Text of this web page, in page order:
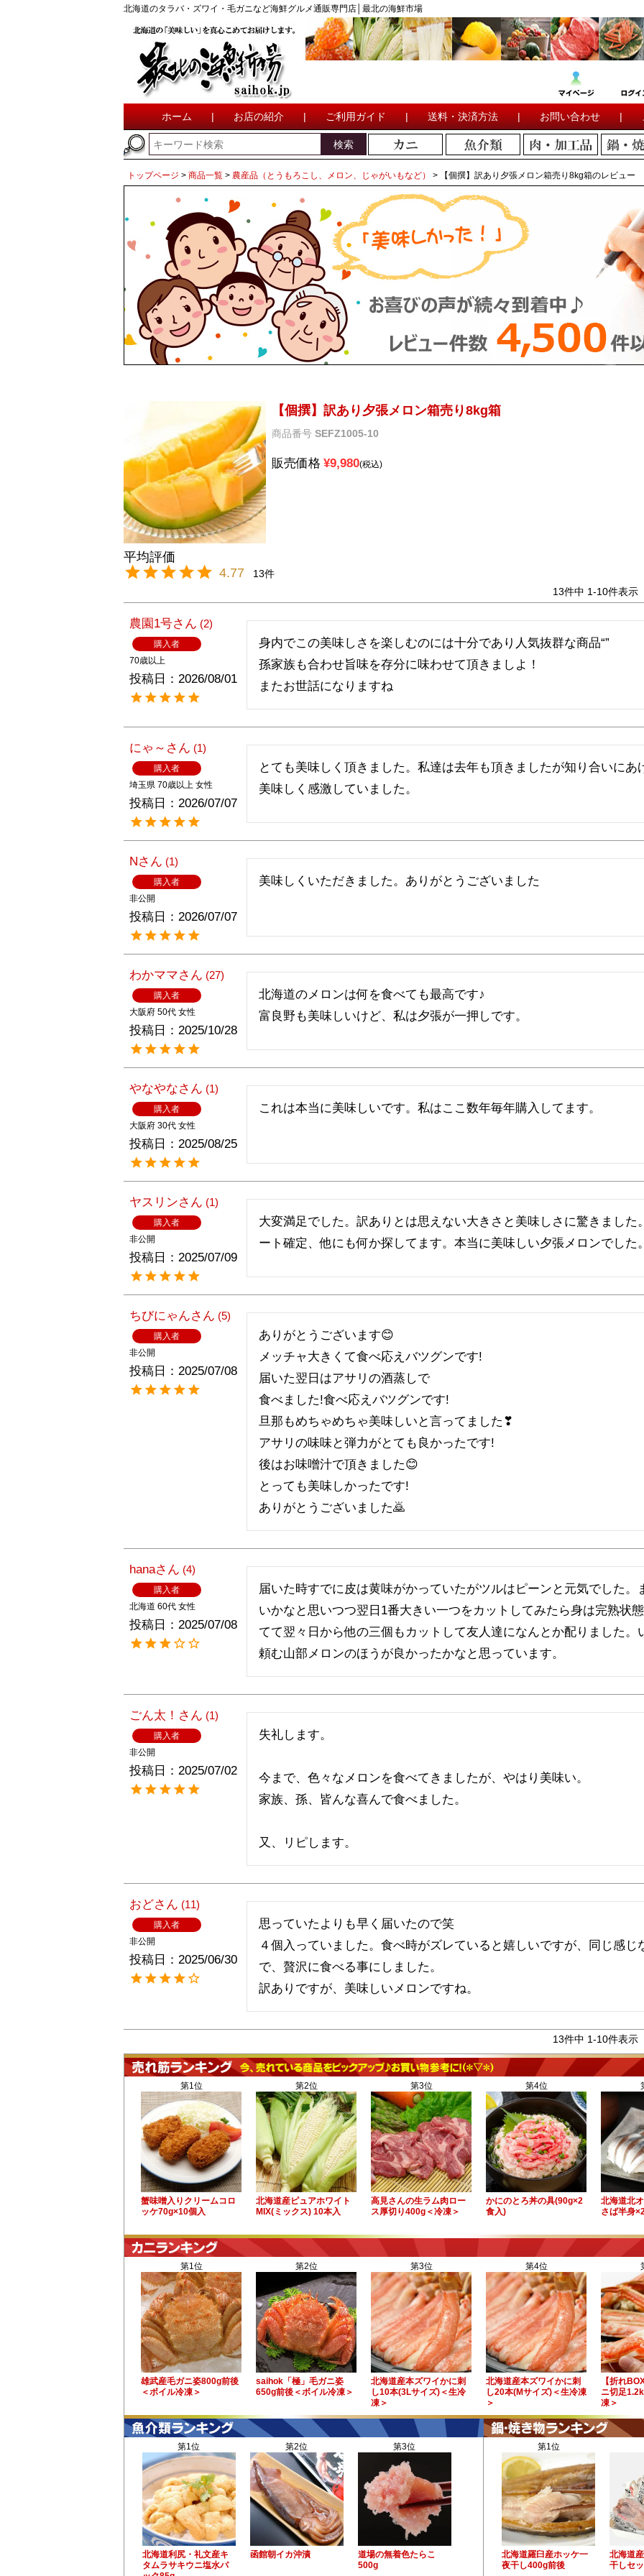
北海道のタラバ・ズワイ・毛ガニなど海鮮グルメ通販専門店│最北の海鮮市場
ホーム | お店の紹介 | ご利用ガイド | 送料・決済方法 | お問い合わせ |
検索
トップページ 商品一覧 農産品（とうもろこし、メロン、じゃがいもなど） 【個撰】訳あり夕張メロン箱売り8kg箱のレビュー
【個撰】訳あり夕張メロン箱売り8kg箱
商品番号 SEFZ1005-10
販売価格 ¥9,980 税込
4.77
13
13件中 1-10件表示
農園1号 2
購入者
70歳以上
投稿日 2026/08/01
身内でこの美味しさを楽しむのには十分であり人気抜群な商品“”
孫家族も合わせ旨味を存分に味わせて頂きましよ！
にゃ～ 1
購入者
埼玉県 70歳以上 女性
投稿日 2026/07/07
とても美味しく頂きました。私達は去年も頂きましたが知り合いにあ
美味しく感激していました。
N 1
購入者
非公開
投稿日 2026/07/07
美味しくいただきました。ありがとうございました
わかママ 27
購入者
大阪府 50代 女性
投稿日 2025/10/28
北海道のメロンは何を食べても最高です♪
富良野も美味しいけど、私は夕張が一押しです。
やなやな 1
購入者
大阪府 30代 女性
投稿日 2025/08/25
これは本当に美味しいです。私はここ数年毎年購入してます。
ヤスリン 1
購入者
非公開
投稿日 2025/07/09
大変満足でした。訳ありとは思えない大きさと美味しさに驚きました
ート確定、他にも何か探してます。本当に美味しい夕張メロンでした
ちびにゃん 5
購入者
非公開
投稿日 2025/07/08
ありがとうございます😊
メッチャ大きくて食べ応えバツグンです!
届いた翌日はアサリの酒蒸しで
食べました!食べ応えバツグンです!
旦那もめちゃめちゃ美味しいと言ってました❣
アサリの味味と弾力がとても良かったです!
後はお味噌汁で頂きました😊
とっても美味しかったです!
ありがとうございました🙇
hana 4
購入者
北海道 60代 女性
投稿日 2025/07/08
届いた時すでに皮は黄味がかっていたがツルはピーンと元気でした。
いかなと思いつつ翌日1番大きい一つをカットしてみたら身は完熟状
てて翌々日から他の三個もカットして友人達になんとか配りました。
頼む山部メロンのほうが良かったかなと思っています。
ごん太！ 1
購入者
非公開
投稿日 2025/07/02
失礼します。
今まで、色々なメロンを食べてきましたが、やはり美味い。
家族、孫、皆んな喜んで食べました。
又、リピします。
おど 11
購入者
非公開
投稿日 2025/06/30
思っていたよりも早く届いたので笑
４個入っていました。食べ時がズレていると嬉しいですが、同じ感じ
で、贅沢に食べる事にしました。
訳ありですが、美味しいメロンですね。
13件中 1-10件表示
第1位
蟹味噌入りクリームコロ
ッケ70g×10個入
第2位
北海道産ピュアホワイト
MIX(ミックス) 10本入
第3位
高見さんの生ラム肉ロー
ス厚切り400g＜冷凍＞
第4位
かにのとろ丼の具(90g×2
食入)
北海道北
さば半身
第1位
雄武産毛ガニ姿800g前後
＜ボイル冷凍＞
第2位
saihok「極」毛ガニ姿
650g前後＜ボイル冷凍＞
第3位
北海道産本ズワイかに刺
し10本(3Lサイズ)＜生冷
凍＞
第4位
北海道産本ズワイかに刺
し20本(Mサイズ)＜生冷凍
＞
【折れ
ニ切足
凍＞
第1位
北海道利尻・礼文産キ
タムラサキウニ塩水パ
第2位
函館朝イカ沖漬
第3位
道場の無着色たらこ
500g
第1位
北海道羅臼産ホッケ一
夜干し400g前後
北海道
干しセ